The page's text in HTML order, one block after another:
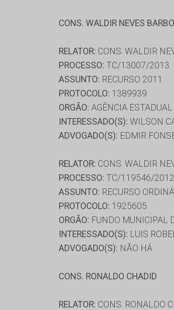
CONS. WALDIR NEVES
RELATOR: CONS. WALDIR
PROCESSO: TC/13007/2013
ASSUNTO: RECURSO 2011
PROTOCOLO: 1389939
ORGÃO: AGÊNCIA
INTERESSADO(S): WILSON
ADVOGADO(S): EDMIR
RELATOR: CONS. WALDIR
PROCESSO: TC/119546/
ASSUNTO: RECURSO
PROTOCOLO: 1925605
ORGÃO: FUNDO MUNICIPAL
INTERESSADO(S): LUIS
ADVOGADO(S): NÃO HÁ
CONS. RONALDO CHADID
RELATOR: CONS. RONALDO